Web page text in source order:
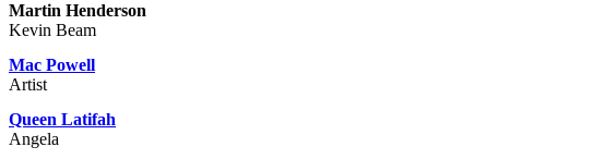
Martin Henderson
Kevin Beam
Mac Powell
Artist
Queen Latifah
Angela